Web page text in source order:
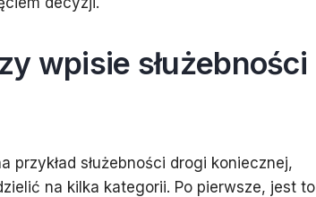
wpisie służebności
przykład służebności drogi koniecznej,
na kilka kategorii. Po pierwsze, jest to